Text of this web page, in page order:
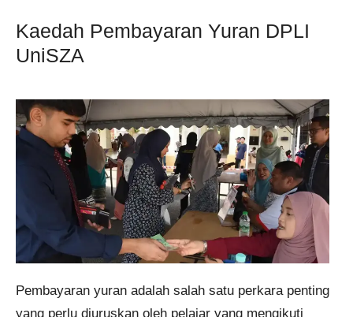
Kaedah Pembayaran Yuran DPLI
UniSZA
Pembayaran yuran adalah salah satu perkara penting
yang perlu diuruskan oleh pelajar yang mengikuti